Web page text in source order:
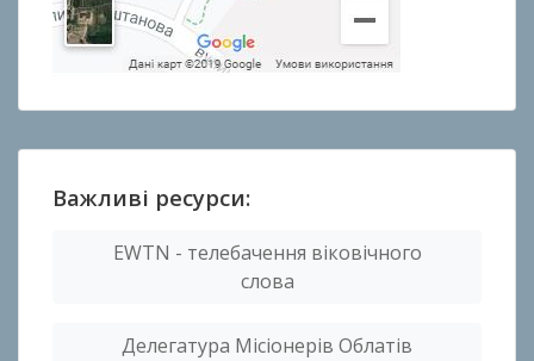
Важливі ресурси:
EWTN - телебачення віковічного
слова
Делегатура Місіонерів Облатів